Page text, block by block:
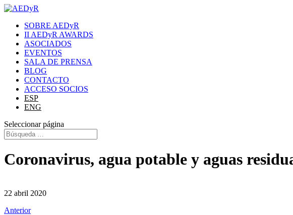
SOBRE AEDyR
II AEDyR AWARDS
ASOCIADOS
EVENTOS
SALA DE PRENSA
BLOG
CONTACTO
ACCESO SOCIOS
ESP
ENG
Seleccionar página
Coronavirus, agua potable y aguas
22 abril 2020
Anterior